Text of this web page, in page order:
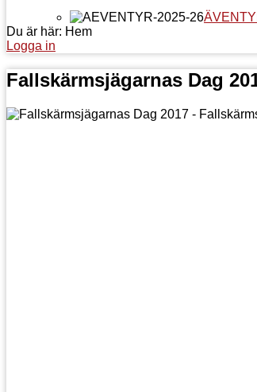
Du är här: Hem
Logga in
Fallskärmsjägarnas Dag